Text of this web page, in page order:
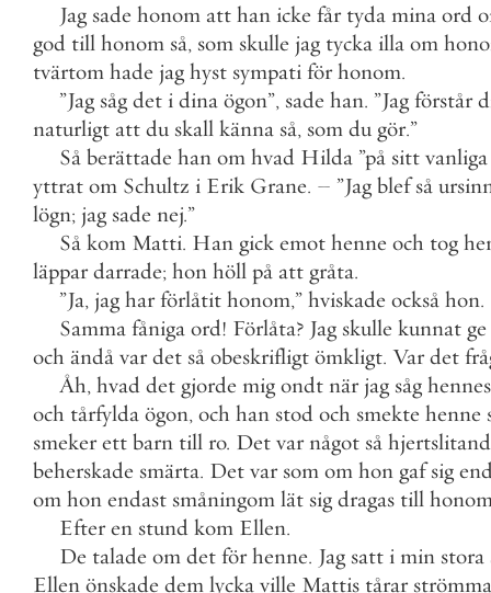
Jag sade honom att han icke får tyda mina ord
god till honom så, som skulle jag tycka illa om
tvärtom hade jag hyst sympati för honom.
”Jag såg det i dina ögon”, sade han. ”Jag förstår
naturligt att du skall känna så, som du gör.”
Så berättade han om hvad Hilda ”på sitt vanliga
yttrat om Schultz i Erik Grane. – ”Jag blef så
lögn; jag sade nej.”
Så kom Matti. Han gick emot henne och tog
läppar darrade; hon höll på att gråta.
”Ja, jag har förlåtit honom,” hviskade också hon.
Samma fåniga ord! Förlåta? Jag skulle kunnat ge
och ändå var det så obeskrifligt ömkligt. Var det
Åh, hvad det gjorde mig ondt när jag såg hennes
och tårfylda ögon, och han stod och smekte henne
smeker ett barn till ro. Det var något så
beherskade smärta. Det var som om hon gaf sig
om hon endast småningom lät sig dragas till
Efter en stund kom Ellen.
De talade om det för henne. Jag satt i min stora
Ellen önskade dem lycka ville Mattis tårar strömma